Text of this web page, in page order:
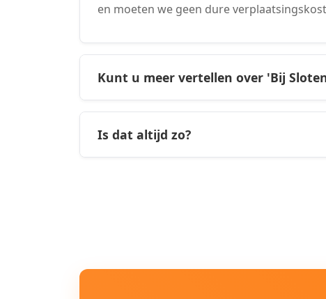
en moeten we geen dure
Kunt u meer vertellen over 'Bij
Is dat altijd zo?